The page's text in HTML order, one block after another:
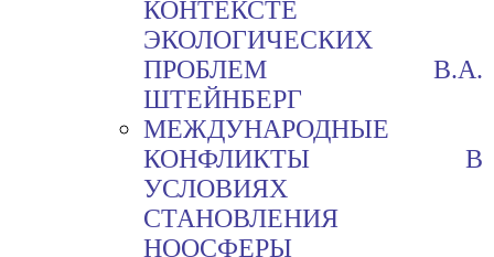
КОНТЕКСТЕ
ЭКОЛОГИЧЕСКИХ
ПРОБЛЕМ В.А.
ШТЕЙНБЕРГ
МЕЖДУНАРОДНЫЕ
КОНФЛИКТЫ В
УСЛОВИЯХ
СТАНОВЛЕНИЯ
НООСФЕРЫ